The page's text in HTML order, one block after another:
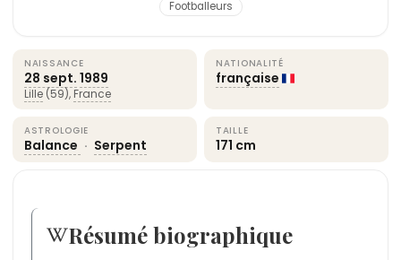
Footballeurs
NAISSANCE
28 sept. 1989
Lille (59), France
NATIONALITÉ
française
ASTROLOGIE
Balance · Serpent
TAILLE
171 cm
Résumé biographique